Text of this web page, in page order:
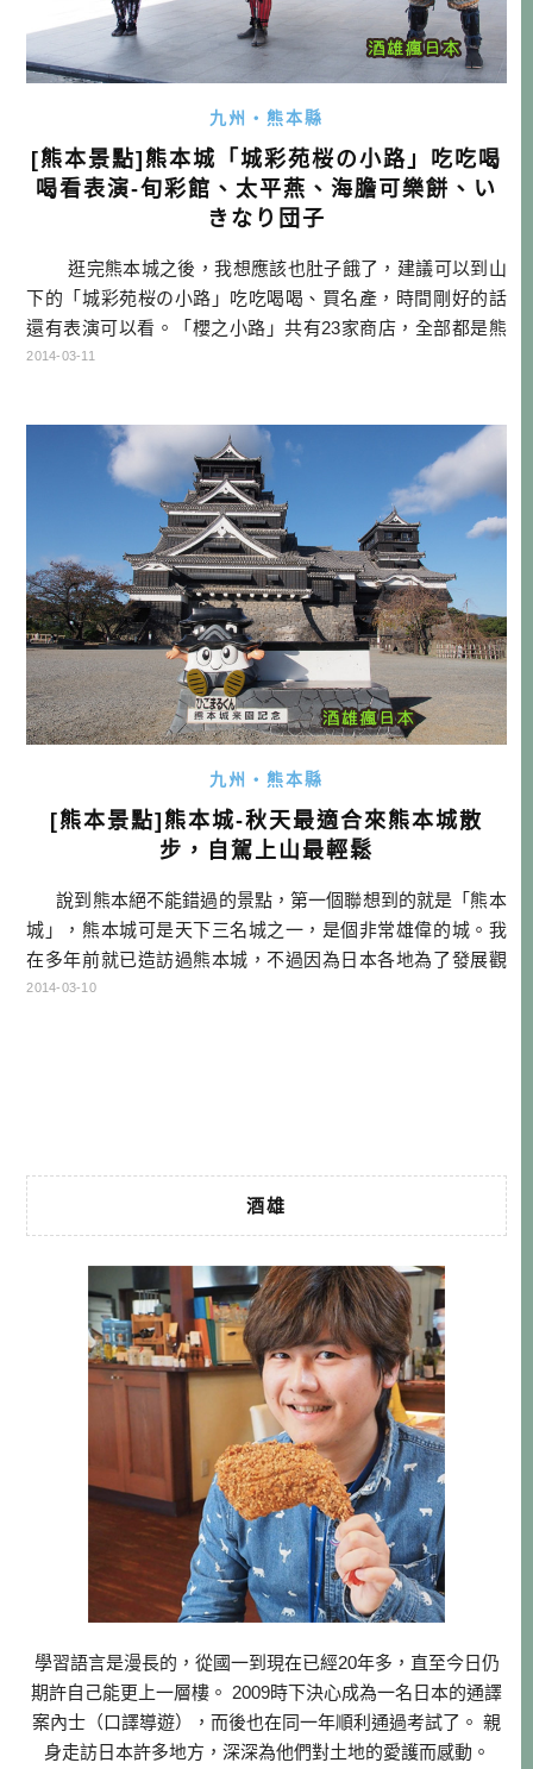
九州・熊本縣
[熊本景點]熊本城「城彩苑桜の小路」吃吃喝
喝看表演-旬彩館、太平燕、海膽可樂餅、い
きなり団子
逛完熊本城之後，我想應該也肚子餓了，建議可以到山
下的「城彩苑桜の小路」吃吃喝喝、買名產，時間剛好的話
還有表演可以看。「櫻之小路」共有23家商店，全部都是熊
本縣精選的店家，『旬彩館』可以買到很多別縣買不到的魅
看。而如果要吃個像午餐的東西，則 […]…
2014-03-11
九州・熊本縣
[熊本景點]熊本城-秋天最適合來熊本城散
步，自駕上山最輕鬆
說到熊本絕不能錯過的景點，第一個聯想到的就是「熊本
城」，熊本城可是天下三名城之一，是個非常雄偉的城。我
在多年前就已造訪過熊本城，不過因為日本各地為了發展觀
光，各縣都有在進行古城的修復事業，所以隔幾年後再訪，
2014-03-10
酒雄
學習語言是漫長的，從國一到現在已經20年多，直至今日仍
期許自己能更上一層樓。 2009時下決心成為一名日本的通譯
案內士（口譯導遊），而後也在同一年順利通過考試了。 親
身走訪日本許多地方，深深為他們對土地的愛護而感動。